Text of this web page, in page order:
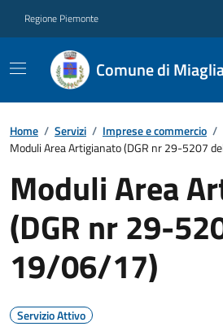
Regione Piemonte
Comune di
Home / Servizi / Imprese e commercio /
Moduli Area Artigianato (DGR nr 29-5207
Moduli Area
(DGR nr 29-
19/06/17)
Servizio Attivo